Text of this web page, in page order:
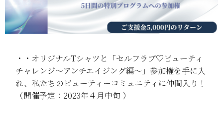
・・オリジナルTシャツと「セルフラブ♡ビューティ
チャレンジ〜アンチエイジング編〜」参加権を手に入
れ、私たちのビューティーコミュニティに仲間入り！
（開催予定：2023年４月中旬 ）